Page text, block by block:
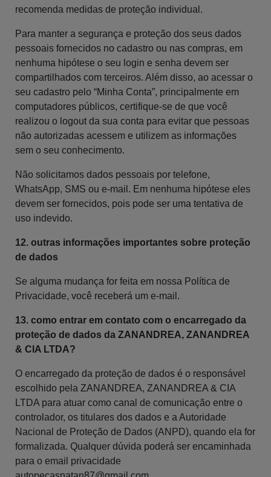
recomenda medidas de proteção individual.
Para manter a segurança e proteção dos seus dados
pessoais fornecidos no cadastro ou nas compras, em
nenhuma hipótese o seu login e senha devem ser
compartilhados com terceiros. Além disso, ao acessar o
seu cadastro pelo “Minha Conta”, principalmente em
computadores públicos, certifique-se de que você
realizou o logout da sua conta para evitar que pessoas
não autorizadas acessem e utilizem as informações
sem o seu conhecimento.
Não solicitamos dados pessoais por telefone,
WhatsApp, SMS ou e-mail. Em nenhuma hipótese eles
devem ser fornecidos, pois pode ser uma tentativa de
uso indevido.
12. outras informações importantes sobre proteção
de dados
Se alguma mudança for feita em nossa Política de
Privacidade, você receberá um e-mail.
13. como entrar em contato com o encarregado da
proteção de dados da ZANANDREA, ZANANDREA
& CIA LTDA?
O encarregado da proteção de dados é o responsável
escolhido pela ZANANDREA, ZANANDREA & CIA
LTDA para atuar como canal de comunicação entre o
controlador, os titulares dos dados e a Autoridade
Nacional de Proteção de Dados (ANPD), quando ela for
formalizada. Qualquer dúvida poderá ser encaminhada
para o email privacidade